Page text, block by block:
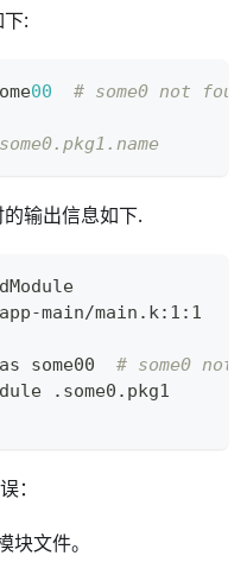
:
00 # some0 not
输出信息如下.
main/main.k:1:1
some00 # some0 not
.some0.pkg1
：
文件。